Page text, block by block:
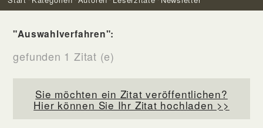
"Auswahlverfahren":
gefunden 1 Zitat (e)
Sie möchten ein Zitat veröffentlichen?
Hier können Sie Ihr Zitat hochladen >>